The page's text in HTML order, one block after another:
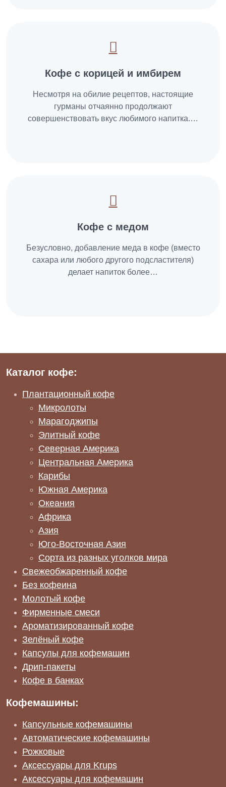
Кофе с корицей и имбирем
Несмотря на обилие рецептов, настоящие
гурманы отчаянно продолжают
совершенствовать вкус любимого напитка.…
Кофе с медом
Безусловно, добавление меда в кофе (вместо
сахара или любого другого подсластителя)
делает напиток более…
Каталог кофе:
Плантационный кофе
Микролоты
Марагоджипы
Элитный кофе
Северная Америка
Центральная Америка
Карибы
Южная Америка
Океания
Африка
Азия
Юго-Восточная Азия
Сорта из разных уголков мира
Свежеобжаренный кофе
Без кофеина
Молотый кофе
Фирменные смеси
Ароматизированный кофе
Зелёный кофе
Капсулы для кофемашин
Дрип-пакеты
Кофе в банках
Кофемашины:
Капсульные кофемашины
Автоматические кофемашины
Рожковые
Аксессуары для Krups
Аксессуары для кофемашин